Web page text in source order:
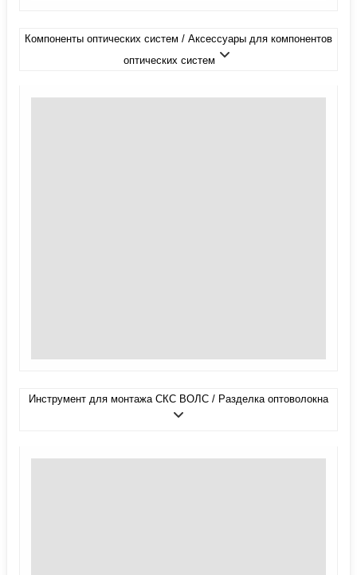
Компоненты оптических систем / Аксессуары для компонентов
оптических систем
Инструмент для монтажа СКС ВОЛС / Разделка оптоволокна